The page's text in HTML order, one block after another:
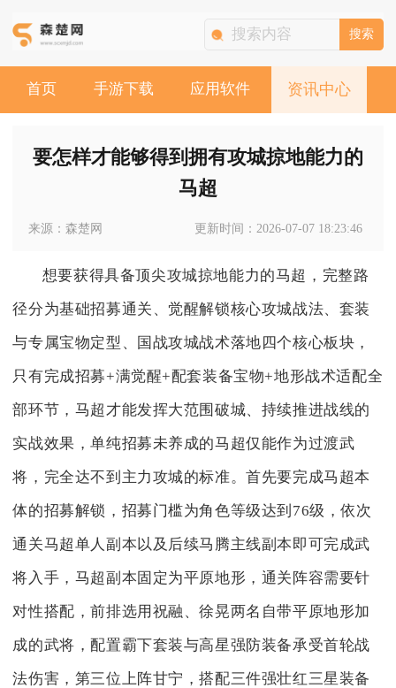
搜索
首页 手游下载 应用软件 资讯中心
要怎样才能够得到拥有攻城掠地能力的
马超
来源：森楚网 更新时间：2026-07-07 18:23:46
想要获得具备顶尖攻城掠地能力的马超，完整路
径分为基础招募通关、觉醒解锁核心攻城战法、套装
与专属宝物定型、国战攻城战术落地四个核心板块，
只有完成招募+满觉醒+配套装备宝物+地形战术适配全
部环节，马超才能发挥大范围破城、持续推进战线的
实战效果，单纯招募未养成的马超仅能作为过渡武
将，完全达不到主力攻城的标准。首先要完成马超本
体的招募解锁，招募门槛为角色等级达到76级，依次
通关马超单人副本以及后续马腾主线副本即可完成武
将入手，马超副本固定为平原地形，通关阵容需要针
对性搭配，前排选用祝融、徐晃两名自带平原地形加
成的武将，配置霸下套装与高星强防装备承受首轮战
法伤害，第三位上阵甘宁，搭配三件强壮红三星装备